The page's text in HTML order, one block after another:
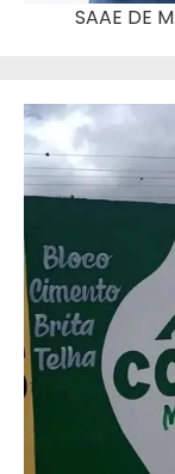
SAAE DE